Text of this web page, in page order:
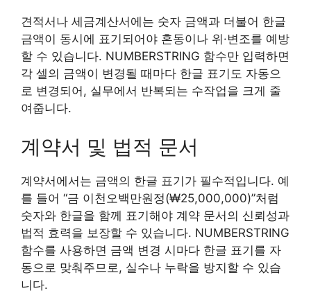
견적서나 세금계산서에는 숫자 금액과 더불어 한글
금액이 동시에 표기되어야 혼동이나 위·변조를 예방
할 수 있습니다. NUMBERSTRING 함수만 입력하면
각 셀의 금액이 변경될 때마다 한글 표기도 자동으
로 변경되어, 실무에서 반복되는 수작업을 크게 줄
여줍니다.
계약서 및 법적 문서
계약서에서는 금액의 한글 표기가 필수적입니다. 예
를 들어 “금 이천오백만원정(₩25,000,000)”처럼
숫자와 한글을 함께 표기해야 계약 문서의 신뢰성과
법적 효력을 보장할 수 있습니다. NUMBERSTRING
함수를 사용하면 금액 변경 시마다 한글 표기를 자
동으로 맞춰주므로, 실수나 누락을 방지할 수 있습
니다.